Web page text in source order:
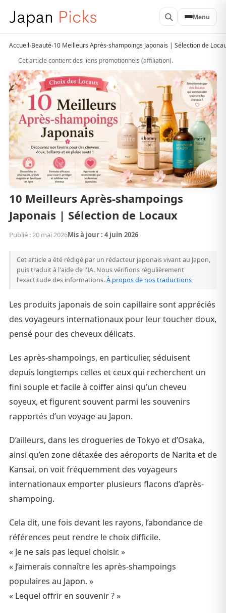
Menu
Accueil›Beauté›10 Meilleurs Après-shampoings Japonais | Sélection de
Cet article contient des liens promotionnels (affiliation).
10 Meilleurs Après-shampoings
Japonais | Sélection de Locaux
Publié : 20 mai 2026Mis à jour : 4 juin 2026
Cet article a été rédigé par un rédacteur japonais vivant au Japon,
puis traduit à l'aide de l'IA. Nous vérifions régulièrement
l'exactitude des informations.À propos de nos traductions
Les produits japonais de soin capillaire sont appréciés
des voyageurs internationaux pour leur toucher doux,
pensé pour des cheveux délicats.
Les après-shampoings, en particulier, séduisent
depuis longtemps celles et ceux qui recherchent un
fini souple et facile à coiffer ainsi qu’un cheveu
soyeux, et figurent souvent parmi les souvenirs
rapportés d’un voyage au Japon.
D’ailleurs, dans les drogueries de Tokyo et d’Osaka,
ainsi qu’en zone détaxée des aéroports de Narita et de
Kansai, on voit fréquemment des voyageurs
internationaux emporter plusieurs flacons d’après-
shampoing.
Cela dit, une fois devant les rayons, l’abondance de
références peut rendre le choix difficile.
« Je ne sais pas lequel choisir. »
« J’aimerais connaître les après-shampoings
populaires au Japon. »
« Lequel offrir en souvenir ? »